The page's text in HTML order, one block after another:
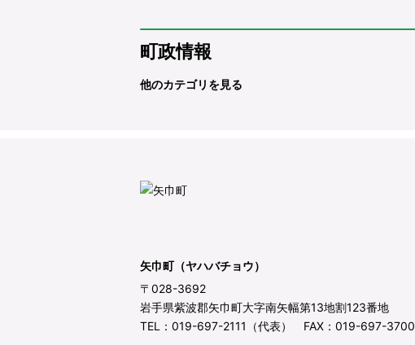
町政情報
他のカテゴリを見る
矢巾町（ヤハバチョウ）
〒028-3692
岩手県紫波郡矢巾町大字南矢幅第13地割123番地
TEL：019-697-2111（代表） FAX：019-697-3700